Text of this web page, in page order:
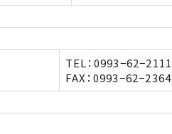
TEL：0993−62−2111
FAX：0993−62−2364